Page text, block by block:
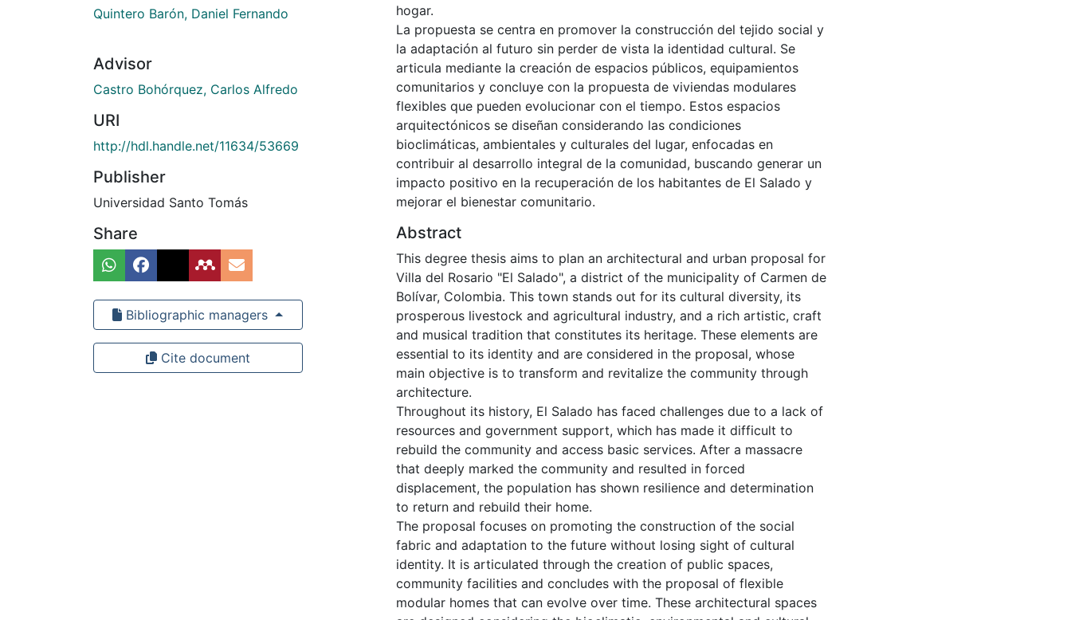
Quintero Barón, Daniel Fernando
Advisor
Castro Bohórquez, Carlos Alfredo
URI
http://hdl.handle.net/11634/53669
Publisher
Universidad Santo Tomás
Share
Bibliographic managers
Cite document
hogar.
La propuesta se centra en promover la construcción del tejido social y
la adaptación al futuro sin perder de vista la identidad cultural. Se
articula mediante la creación de espacios públicos, equipamientos
comunitarios y concluye con la propuesta de viviendas modulares
flexibles que pueden evolucionar con el tiempo. Estos espacios
arquitectónicos se diseñan considerando las condiciones
bioclimáticas, ambientales y culturales del lugar, enfocadas en
contribuir al desarrollo integral de la comunidad, buscando generar un
impacto positivo en la recuperación de los habitantes de El Salado y
mejorar el bienestar comunitario.
Abstract
This degree thesis aims to plan an architectural and urban proposal for
Villa del Rosario "El Salado", a district of the municipality of Carmen de
Bolívar, Colombia. This town stands out for its cultural diversity, its
prosperous livestock and agricultural industry, and a rich artistic, craft
and musical tradition that constitutes its heritage. These elements are
essential to its identity and are considered in the proposal, whose
main objective is to transform and revitalize the community through
architecture.
Throughout its history, El Salado has faced challenges due to a lack of
resources and government support, which has made it difficult to
rebuild the community and access basic services. After a massacre
that deeply marked the community and resulted in forced
displacement, the population has shown resilience and determination
to return and rebuild their home.
The proposal focuses on promoting the construction of the social
fabric and adaptation to the future without losing sight of cultural
identity. It is articulated through the creation of public spaces,
community facilities and concludes with the proposal of flexible
modular homes that can evolve over time. These architectural spaces